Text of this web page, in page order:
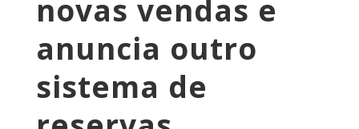
novas vendas e
anuncia outro
sistema de